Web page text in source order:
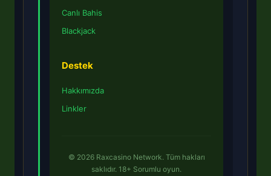
Canlı Bahis
Blackjack
Destek
Hakkımızda
Linkler
© 2026 Raxcasino Network. Tüm hakları
saklıdır. 18+ Sorumlu oyun.